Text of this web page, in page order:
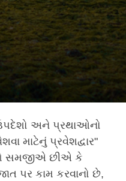
અને પ્રથાઓનો
માટેનું પ્રવેશદ્વાર"
સમજીએ છીએ કે
પર કામ કરવાનો છે,